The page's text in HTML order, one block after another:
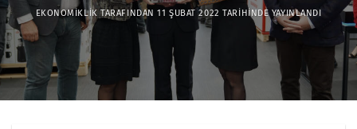
EKONOMIKLIK TARAFINDAN 11 ŞUBAT 2022 TARIHINDE YAYINLANDI